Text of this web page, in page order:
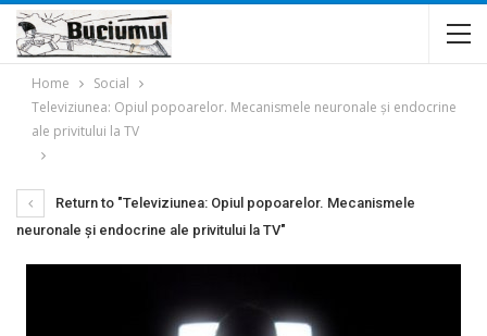
Home
Social
Televiziunea: Opiul popoarelor. Mecanismele neuronale şi endocrine
ale privitului la TV
Return to "Televiziunea: Opiul popoarelor. Mecanismele
neuronale şi endocrine ale privitului la TV"